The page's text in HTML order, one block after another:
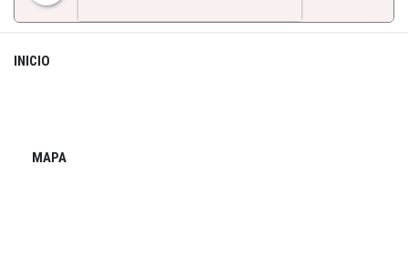
INICIO
MAPA